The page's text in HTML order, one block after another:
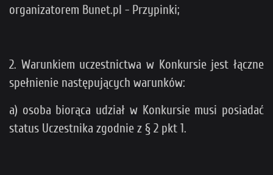
organizatorem Bunet.pl - Przypinki;
2. Warunkiem uczestnictwa w Konkursie jest łączne
spełnienie następujących warunków:
a) osoba biorąca udział w Konkursie musi posiadać
status Uczestnika zgodnie z § 2 pkt 1.